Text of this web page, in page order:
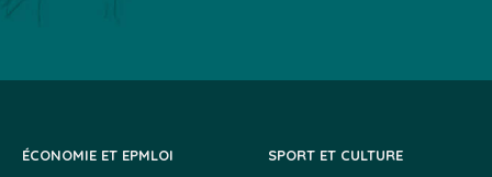
ÉCONOMIE ET EPMLOI SPORT ET CULTURE